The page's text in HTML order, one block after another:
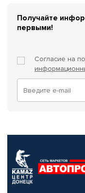
Получайте
первыми!
Согласие на